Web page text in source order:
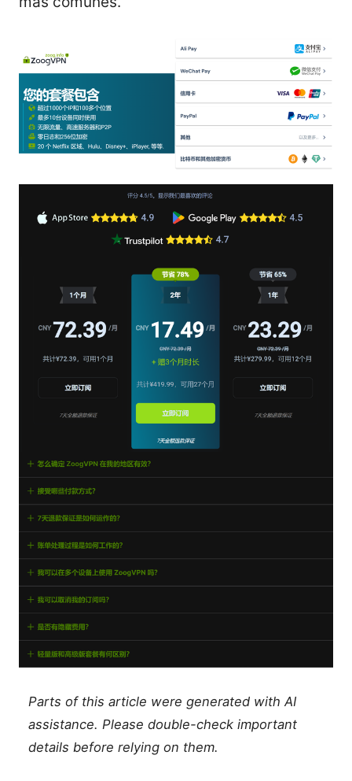
Parts of this article were generated with AI
assistance. Please double-check important
details before relying on them.